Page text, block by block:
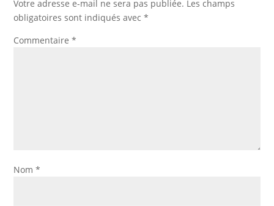
Votre adresse e-mail ne sera pas publiée. Les champs
obligatoires sont indiqués avec*
Commentaire*
Nom*